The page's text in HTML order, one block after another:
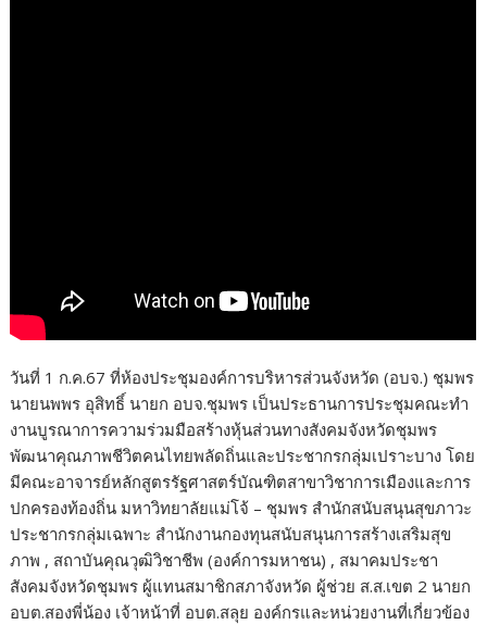
วันที่ 1 ก.ค.67 ที่ห้องประชุมองค์การบริหารส่วนจังหวัด (อบจ.) ชุมพร
นายนพพร อุสิทธิ์ นายก อบจ.ชุมพร เป็นประธานการประชุมคณะทำ
งานบูรณาการความร่วมมือสร้างหุ้นส่วนทางสังคมจังหวัดชุมพร
พัฒนาคุณภาพชีวิตคนไทยพลัดถิ่นและประชากรกลุ่มเปราะบาง โดย
มีคณะอาจารย์หลักสูตรรัฐศาสตร์บัณฑิตสาขาวิชาการเมืองและการ
ปกครองท้องถิ่น มหาวิทยาลัยแม่โจ้ – ชุมพร สำนักสนับสนุนสุขภาวะ
ประชากรกลุ่มเฉพาะ สำนักงานกองทุนสนับสนุนการสร้างเสริมสุข
ภาพ , สถาบันคุณวุฒิวิชาชีพ (องค์การมหาชน) , สมาคมประชา
สังคมจังหวัดชุมพร ผู้แทนสมาชิกสภาจังหวัด ผู้ช่วย ส.ส.เขต 2 นายก
อบต.สองพี่น้อง เจ้าหน้าที่ อบต.สลุย องค์กรและหน่วยงานที่เกี่ยวข้อง